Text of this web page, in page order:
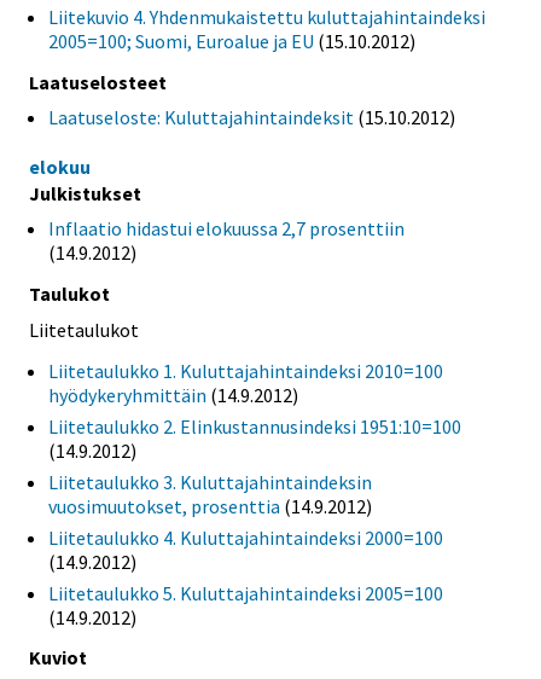
Liitekuvio 4. Yhdenmukaistettu kuluttajahintaindeksi
2005=100; Suomi, Euroalue ja EU (15.10.2012)
Laatuselosteet
Laatuseloste: Kuluttajahintaindeksit (15.10.2012)
elokuu
Julkistukset
Inflaatio hidastui elokuussa 2,7 prosenttiin
(14.9.2012)
Taulukot
Liitetaulukot
Liitetaulukko 1. Kuluttajahintaindeksi 2010=100
hyödykeryhmittäin (14.9.2012)
Liitetaulukko 2. Elinkustannusindeksi 1951:10=100
(14.9.2012)
Liitetaulukko 3. Kuluttajahintaindeksin
vuosimuutokset, prosenttia (14.9.2012)
Liitetaulukko 4. Kuluttajahintaindeksi 2000=100
(14.9.2012)
Liitetaulukko 5. Kuluttajahintaindeksi 2005=100
(14.9.2012)
Kuviot